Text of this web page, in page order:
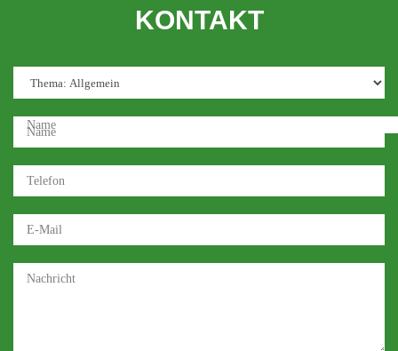
KONTAKT